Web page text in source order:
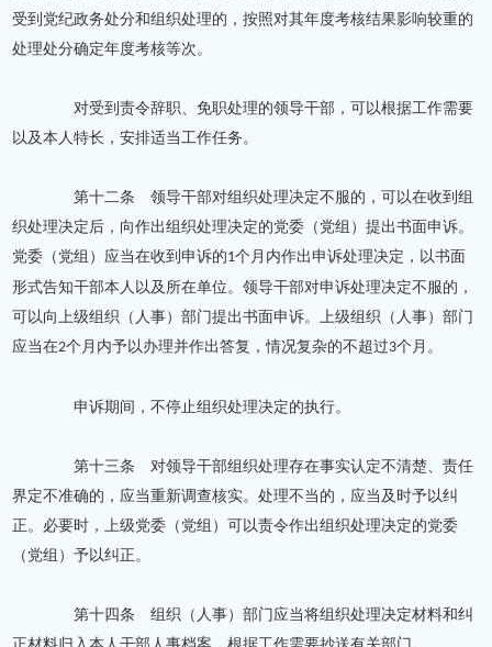
受到党纪政务处分和组织处理的，按照对其年度考核结果影响较重的
处理处分确定年度考核等次。
对受到责令辞职、免职处理的领导干部，可以根据工作需要
以及本人特长，安排适当工作任务。
第十二条 领导干部对组织处理决定不服的，可以在收到组
织处理决定后，向作出组织处理决定的党委（党组）提出书面申诉。
党委（党组）应当在收到申诉的1个月内作出申诉处理决定，以书面
形式告知干部本人以及所在单位。领导干部对申诉处理决定不服的，
可以向上级组织（人事）部门提出书面申诉。上级组织（人事）部门
应当在2个月内予以办理并作出答复，情况复杂的不超过3个月。
申诉期间，不停止组织处理决定的执行。
第十三条 对领导干部组织处理存在事实认定不清楚、责任
界定不准确的，应当重新调查核实。处理不当的，应当及时予以纠
正。必要时，上级党委（党组）可以责令作出组织处理决定的党委
（党组）予以纠正。
第十四条 组织（人事）部门应当将组织处理决定材料和纠